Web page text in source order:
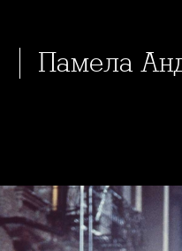
Памела